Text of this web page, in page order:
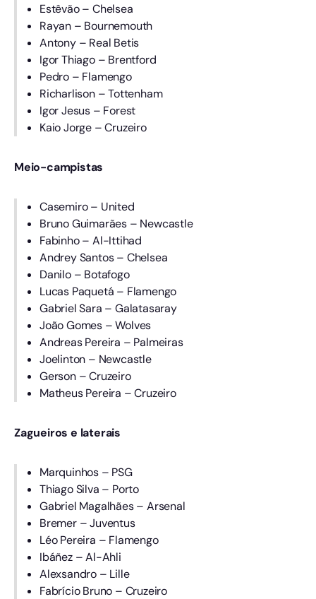
Estêvão – Chelsea
Rayan – Bournemouth
Antony – Real Betis
Igor Thiago – Brentford
Pedro – Flamengo
Richarlison – Tottenham
Igor Jesus – Forest
Kaio Jorge – Cruzeiro
Meio-campistas
Casemiro – United
Bruno Guimarães – Newcastle
Fabinho – Al-Ittihad
Andrey Santos – Chelsea
Danilo – Botafogo
Lucas Paquetá – Flamengo
Gabriel Sara – Galatasaray
João Gomes – Wolves
Andreas Pereira – Palmeiras
Joelinton – Newcastle
Gerson – Cruzeiro
Matheus Pereira – Cruzeiro
Zagueiros e laterais
Marquinhos – PSG
Thiago Silva – Porto
Gabriel Magalhães – Arsenal
Bremer – Juventus
Léo Pereira – Flamengo
Ibáñez – Al-Ahli
Alexsandro – Lille
Fabrício Bruno – Cruzeiro